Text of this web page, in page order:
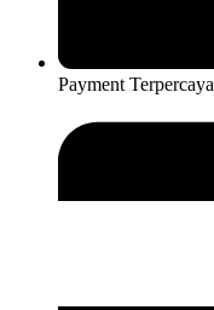
Payment Terpercaya